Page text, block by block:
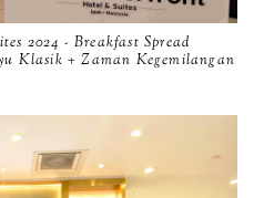
2024 - Breakfast Spread
Klasik + Zaman Kegemilangan